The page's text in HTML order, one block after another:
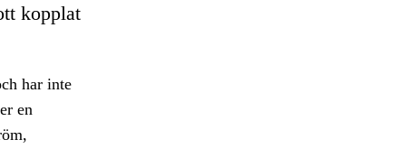
kopplat
har inte
en